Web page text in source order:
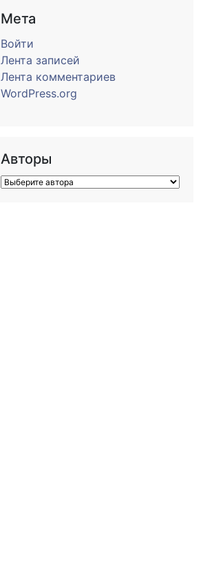
Мета
Войти
Лента записей
Лента комментариев
WordPress.org
Авторы